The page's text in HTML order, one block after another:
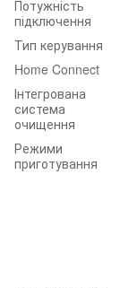
Потужність
підключення
Тип керування
Home Connect
Інтегрована
система
очищення
Режими
приготування